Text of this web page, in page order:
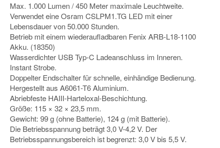
Max. 1.000 Lumen / 450 Meter maximale Leuchtweite.
Verwendet eine Osram CSLPM1.TG LED mit einer
Lebensdauer von 50.000 Stunden.
Betrieb mit einem wiederaufladbaren Fenix ARB-L18-1100
Akku. (18350)
Wasserdichter USB Typ-C Ladeanschluss im Inneren.
Instant Strobe.
Doppelter Endschalter für schnelle, einhändige Bedienung.
Hergestellt aus A6061-T6 Aluminium.
Abriebfeste HAIII-Harteloxal-Beschichtung.
Größe: 115 × 32 × 23,5 mm.
Gewicht: 99 g (ohne Batterie), 124 g (mit Batterie).
Die Betriebsspannung beträgt 3,0 V-4,2 V. Der
Betriebsspannungsbereich ist begrenzt: 3,0 V bis 5,5 V.